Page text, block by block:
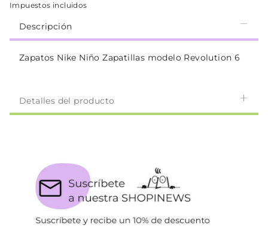
Impuestos incluidos
Descripción
Zapatos Nike Niño Zapatillas modelo Revolution 6
Detalles del producto